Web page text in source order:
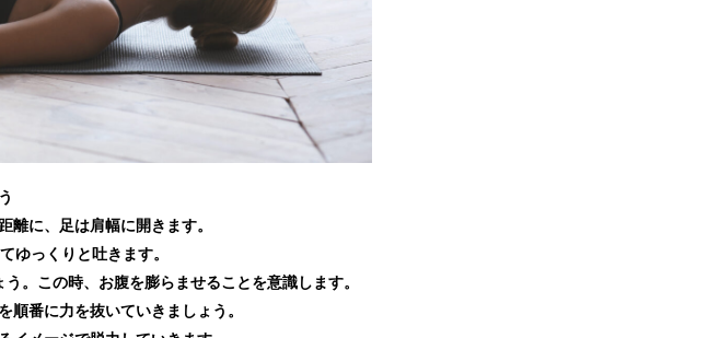
に、足は肩幅に開きます。
ゆっくりと吐きます。
。この時、お腹を膨らませることを意識します。
番に力を抜いていきましょう。